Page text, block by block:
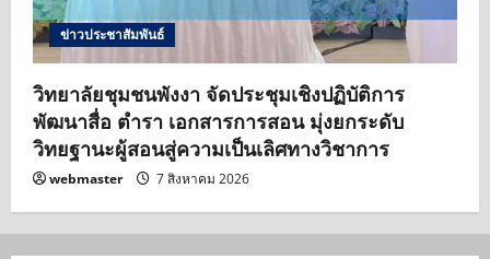
ข่าวประชาสัมพันธ์
วิทยาลัยชุมชนพังงา จัดประชุมเชิงปฏิบัติการ
พัฒนาสื่อ ตำรา เอกสารการสอน มุ่งยกระดับ
วิทยฐานะผู้สอนสู่ความเป็นเลิศทางวิชาการ
webmaster 7 สิงหาคม 2026